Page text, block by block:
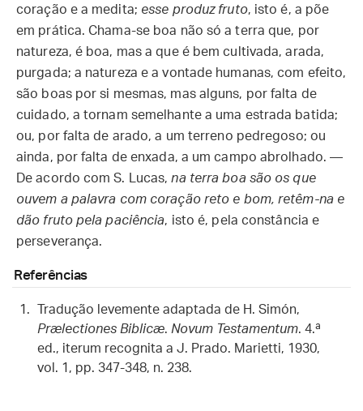
coração e a medita; esse produz fruto, isto é, a põe
em prática. Chama-se boa não só a terra que, por
natureza, é boa, mas a que é bem cultivada, arada,
purgada; a natureza e a vontade humanas, com efeito,
são boas por si mesmas, mas alguns, por falta de
cuidado, a tornam semelhante a uma estrada batida;
ou, por falta de arado, a um terreno pedregoso; ou
ainda, por falta de enxada, a um campo abrolhado. —
De acordo com S. Lucas,na terra boa são os que
ouvem a palavra com coração reto e bom, retêm-na e
dão fruto pela paciência, isto é, pela constância e
perseverança.
Referências
Tradução levemente adaptada de H. Simón,
Prælectiones Biblicæ. Novum Testamentum. 4.ª
ed., iterum recognita a J. Prado. Marietti, 1930,
vol. 1, pp. 347-348, n. 238.